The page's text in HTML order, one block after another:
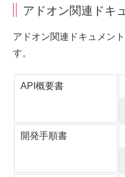
アドオン関連ドキ
アドオン関連ドキュメン
す。
API概要書
開発手順書